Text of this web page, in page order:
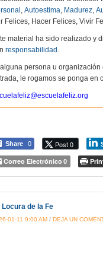
, Autoestima, Madurez,
Felices, Hacer Felices, Vivir
material ha sido realizado y
responsabilidad .
persona u
le rogamos se ponga en
Share 0 Post 0
Correo Electrónico 0
Locura de la Fe
01-11 9:00 AM / DEJA UN